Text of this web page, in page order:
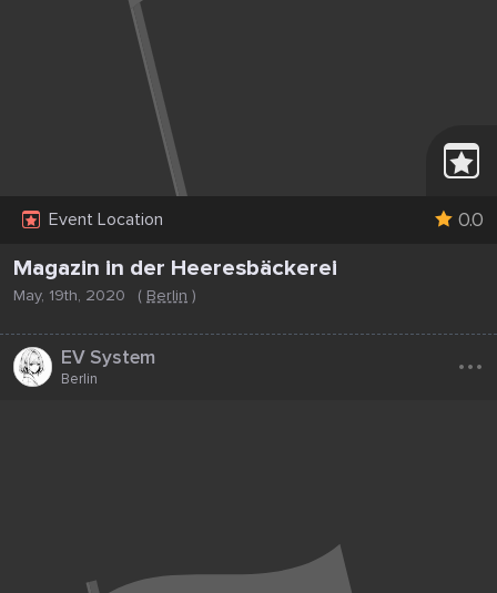
Event Location 0.0
Magazin in der Heeresbäckerei
May, 19th, 2020 ( Berlin )
EV System
Berlin ...